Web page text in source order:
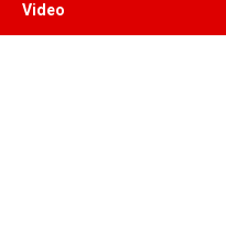
Video